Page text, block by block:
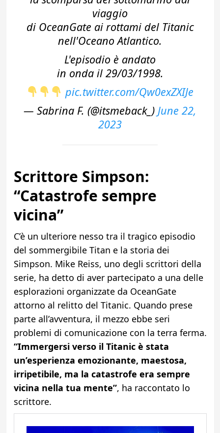
viaggio
di OceanGate ai rottami del Titanic
nell'Oceano Atlantico.
L'episodio è andato
in onda il 29/03/1998.
pic.twitter.com/Qw0exZXIJe
— Sabrina F. (@itsmeback_) June 22,
2023
Scrittore Simpson:
“Catastrofe sempre
vicina”
C’è un ulteriore nesso tra il tragico episodio
del sommergibile Titan e la storia dei
Simpson. Mike Reiss, uno degli scrittori della
serie, ha detto di aver partecipato a una delle
esplorazioni organizzate da OceanGate
attorno al relitto del Titanic. Quando prese
parte all’avventura, il mezzo ebbe seri
problemi di comunicazione con la terra ferma.
“Immergersi verso il Titanic è stata
un’esperienza emozionante, maestosa,
irripetibile, ma la catastrofe era sempre
vicina nella tua mente”, ha raccontato lo
scrittore.